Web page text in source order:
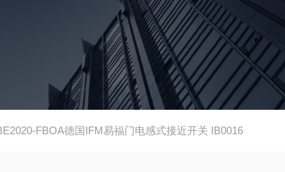
FBOA德国IFM易福门电感式接近开关 IB0016